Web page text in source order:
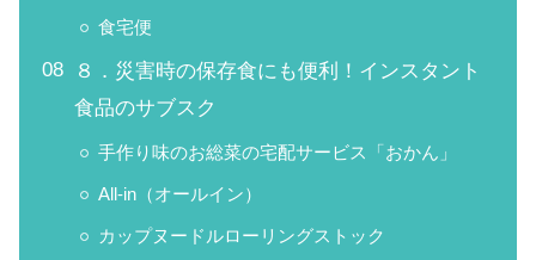
食宅便
８．災害時の保存食にも便利！インスタント
食品のサブスク
手作り味のお総菜の宅配サービス「おかん」
All-in（オールイン）
カップヌードルローリングストック